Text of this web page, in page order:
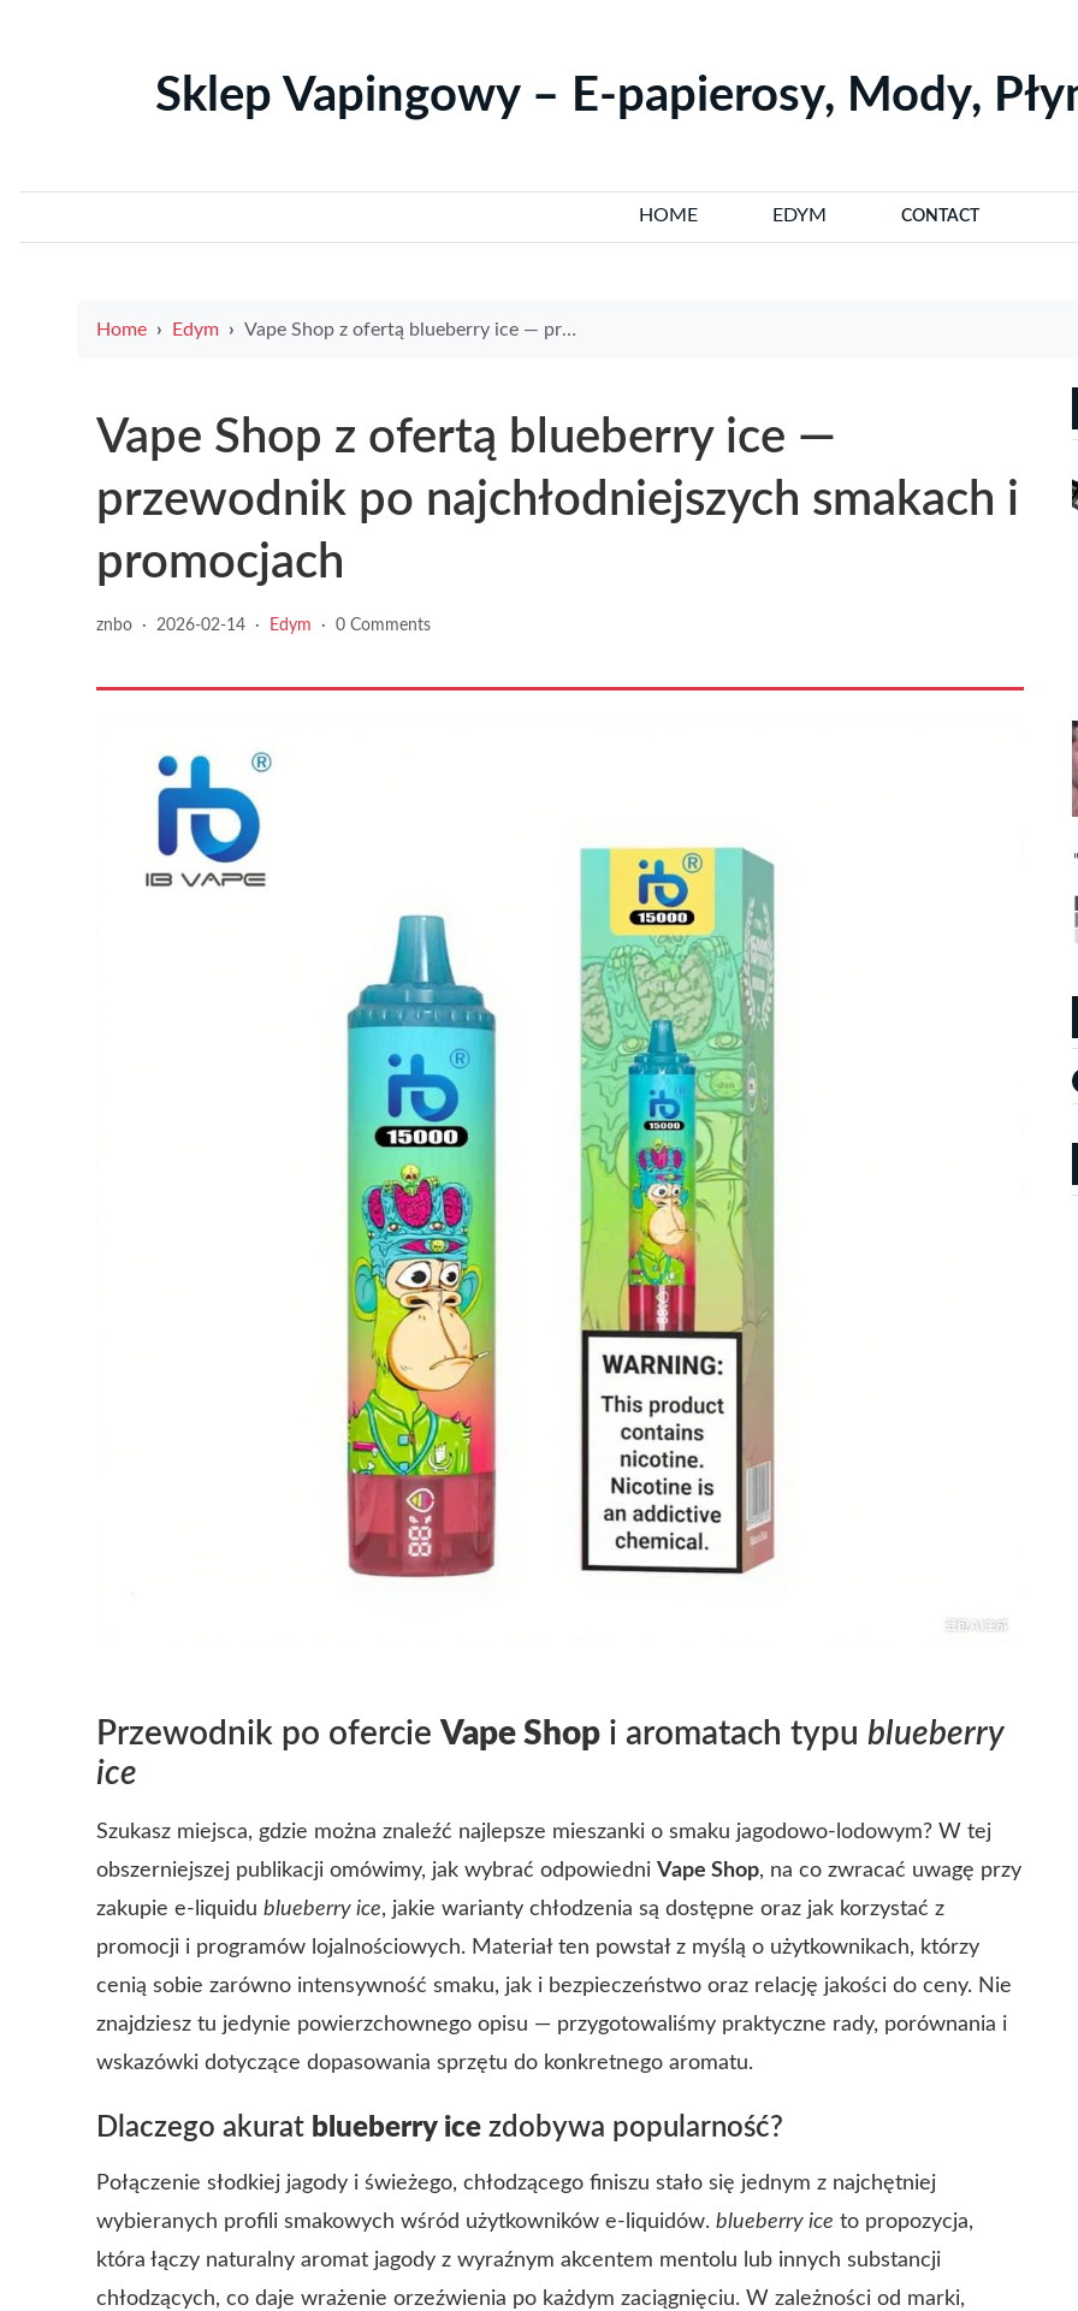
Sklep Vapingowy – E-papierosy, Mody,
HOME EDYM CONTACT
Home Edym Vape Shop z ofertą blueberry ice — przewodnik po najchłodniejszych smakach i promocjach
Vape Shop z ofertą blueberry ice —
przewodnik po najchłodniejszych smakach i
promocjach
znbo · 2026-02-14 · Edym · 0 Comments
Przewodnik po ofercie Vape Shop i aromatach typu blueberry
ice
Szukasz miejsca, gdzie można znaleźć najlepsze mieszanki o smaku jagodowo-lodowym? W tej
obszerniejszej publikacji omówimy, jak wybrać odpowiedni Vape Shop, na co zwracać uwagę przy
zakupie e‑liquidu blueberry ice, jakie warianty chłodzenia są dostępne oraz jak korzystać z
promocji i programów lojalnościowych. Materiał ten powstał z myślą o użytkownikach, którzy
cenią sobie zarówno intensywność smaku, jak i bezpieczeństwo oraz relację jakości do ceny. Nie
znajdziesz tu jedynie powierzchownego opisu — przygotowaliśmy praktyczne rady, porównania i
wskazówki dotyczące dopasowania sprzętu do konkretnego aromatu.
Dlaczego akurat blueberry ice zdobywa popularność?
Połączenie słodkiej jagody i świeżego, chłodzącego finiszu stało się jednym z najchętniej
wybieranych profili smakowych wśród użytkowników e‑liquidów. blueberry ice to propozycja,
która łączy naturalny aromat jagody z wyraźnym akcentem mentolu lub innych substancji
chłodzących, co daje wrażenie orzeźwienia po każdym zaciągnięciu. W zależności od marki,